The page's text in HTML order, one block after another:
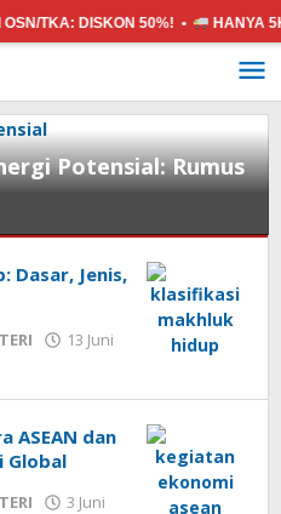
TKA:DISKON 50%! • HANYA 5K
Potensial: Rumus
Dasar, Jenis,
13 Juni
ASEAN dan
Global
3 Juni